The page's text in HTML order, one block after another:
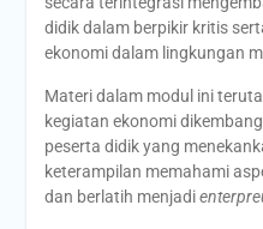
didik dalam berpikir kritis
ekonomi dalam lingkungan
Materi dalam modul ini
kegiatan ekonomi
peserta didik yang
keterampilan memahami
dan berlatih menjadi